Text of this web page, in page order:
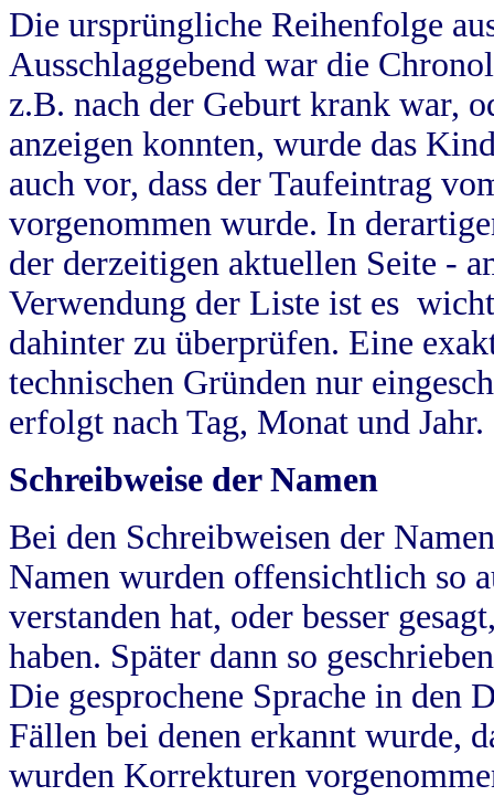
Die ursprüngliche Reihenfolge
Ausschlaggebend war die
z.B. nach der Geburt krank war,
anzeigen konnten, wurde das
auch vor, dass der Taufeintrag
vorgenommen wurde. In
der derzeitigen aktuellen Seite -
Verwendung der Liste ist es
dahinter zu überprüfen. Eine
technischen Gründen nur
erfolgt nach Tag, Monat und Jahr.
Schreibweise der Namen
Bei den Schreibweisen der
Namen wurden offensichtlich so
verstanden hat, oder besser
haben. Später dann so
Die gesprochene Sprache in
Fällen bei denen erkannt wurde,
wurden Korrekturen